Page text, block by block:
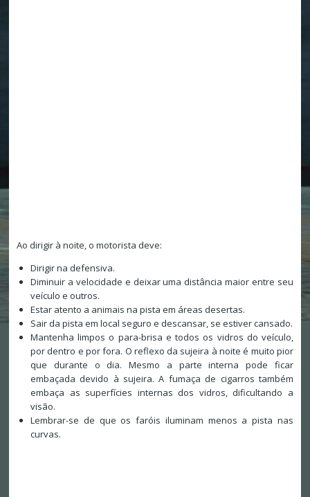
Ao dirigir à noite, o motorista deve:
Dirigir na defensiva.
Diminuir a velocidade e deixar uma distância maior entre seu
veículo e outros.
Estar atento a animais na pista em áreas desertas.
Sair da pista em local seguro e descansar, se estiver cansado.
Mantenha limpos o para-brisa e todos os vidros do veículo,
por dentro e por fora. O reflexo da sujeira à noite é muito pior
que durante o dia. Mesmo a parte interna pode ficar
embaçada devido à sujeira. A fumaça de cigarros também
embaça as superfícies internas dos vidros, dificultando a
visão.
Lembrar-se de que os faróis iluminam menos a pista nas
curvas.